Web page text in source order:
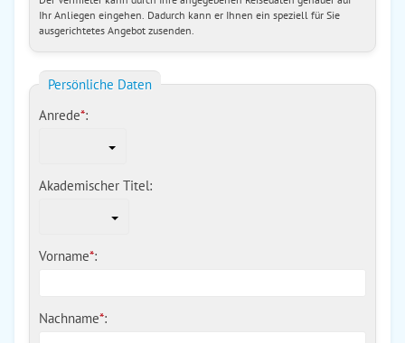
Ihr Anliegen eingehen. Dadurch kann er Ihnen ein speziell für Sie
ausgerichtetes Angebot zusenden.
Persönliche Daten
Anrede*:
Akademischer Titel:
Vorname*:
Nachname*: